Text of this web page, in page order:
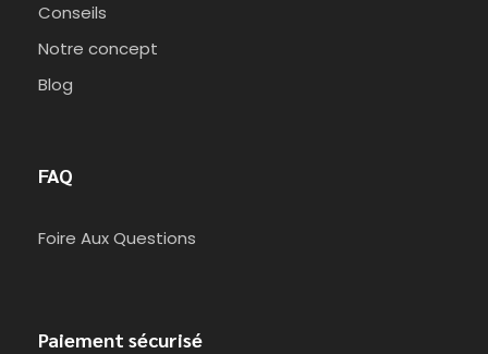
Conseils
Notre concept
Blog
FAQ
Foire Aux Questions
Paiement sécurisé